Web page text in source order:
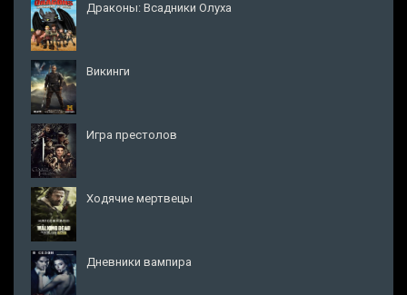
Драконы: Всадники Олуха
Викинги
Игра престолов
Ходячие мертвецы
Дневники вампира